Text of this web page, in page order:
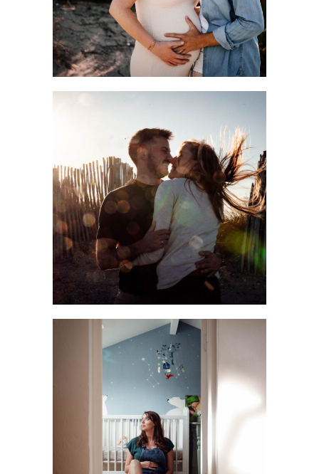
On n’est pas photogéniques : comment réussir sa séance
photo amoureux à Montpellier ?
LIRE LA SUITE
Séance photo grossesse à domicile : s’offrir une
parenthèse dans son cocon
LIRE LA SUITE